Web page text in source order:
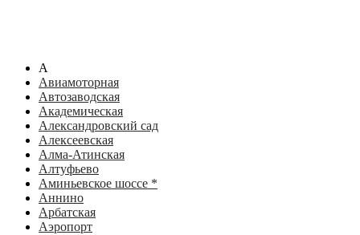
А
Авиамоторная
Автозаводская
Академическая
Александровский сад
Алексеевская
Алма-Атинская
Алтуфьево
Аминьевское шоссе *
Аннино
Арбатская
Аэропорт